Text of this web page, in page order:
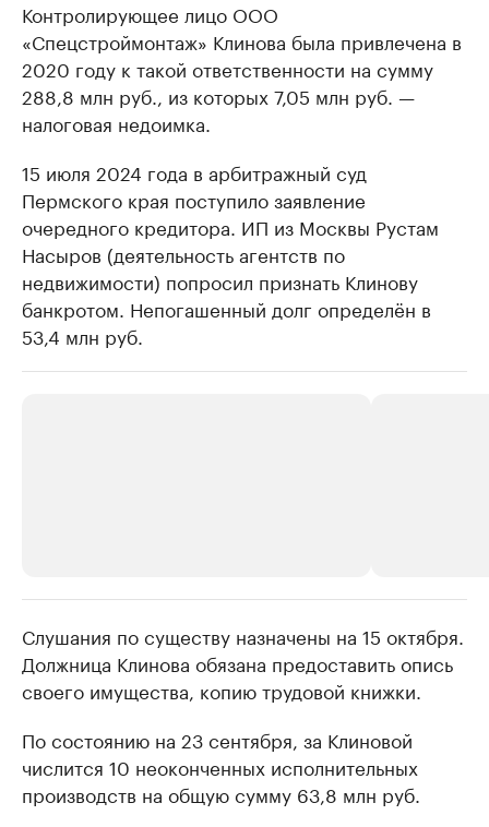
Контролирующее лицо ООО
«Спецстроймонтаж» Клинова была привлечена в
2020 году к такой ответственности на сумму
288,8 млн руб., из которых 7,05 млн руб. —
налоговая недоимка.
15 июля 2024 года в арбитражный суд
Пермского края поступило заявление
очередного кредитора. ИП из Москвы Рустам
Насыров (деятельность агентств по
недвижимости) попросил признать Клинову
банкротом. Непогашенный долг определён в
53,4 млн руб.
Крупнейшие производители и
продавцы медийной продукции
РБК Компании
Страховые
Слушания по существу назначены на 15 октября.
Должница Клинова обязана предоставить опись
своего имущества, копию трудовой книжки.
По состоянию на 23 сентября, за Клиновой
числится 10 неоконченных исполнительных
производств на общую сумму 63,8 млн руб.